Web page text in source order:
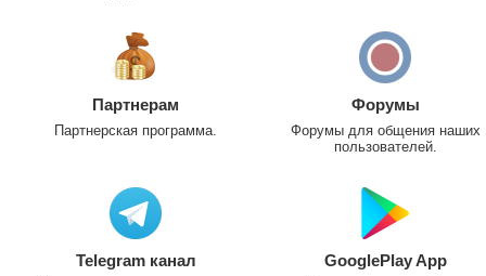
Партнерам
Партнерская программа.
Форумы
Форумы для общения наших
пользователей.
Telegram канал GooglePlay App